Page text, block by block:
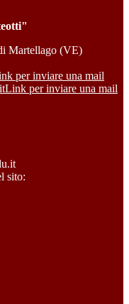
Martellago (VE)
per inviare una mail
Link per inviare una mail
sito: